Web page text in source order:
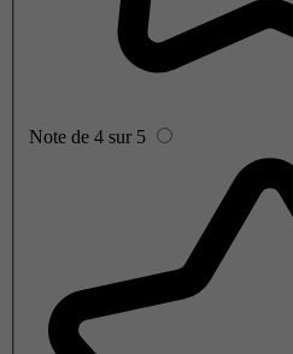
Note de 4 sur 5